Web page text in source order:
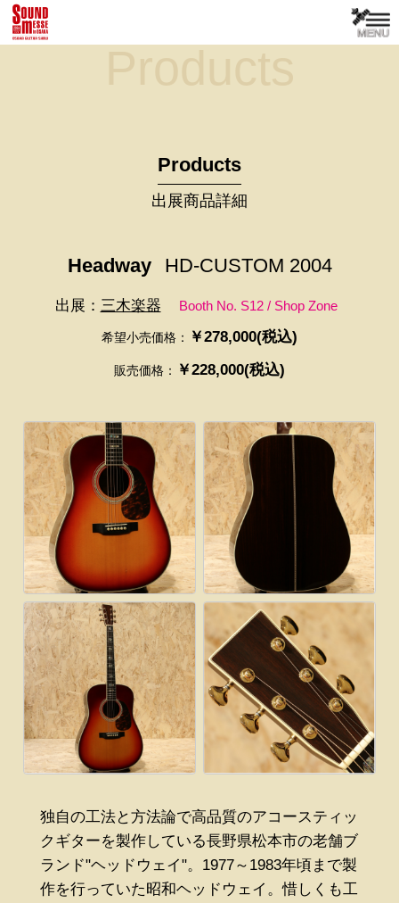
Products
Products
出展商品詳細
Headway HD-CUSTOM 2004
出展： 三木楽器 Booth No. S12 / Shop Zone
希望小売価格： ￥278,000(税込)
販売価格： ￥228,000(税込)
独自の工法と方法論で高品質のアコースティッ
クギターを製作している長野県松本市の老舗ブ
ランド"ヘッドウェイ"。1977～1983年頃まで製
作を行っていた昭和ヘッドウェイ。惜しくも工